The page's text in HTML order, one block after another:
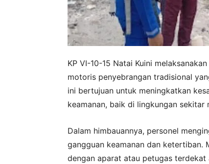
KP VI-10-15 Natai Kuini
motoris penyebrangan tradisional
ini bertujuan untuk meningkatkan
keamanan, baik di lingkungan
Dalam himbauannya, personel
gangguan keamanan dan ketertiban.
dengan aparat atau petugas